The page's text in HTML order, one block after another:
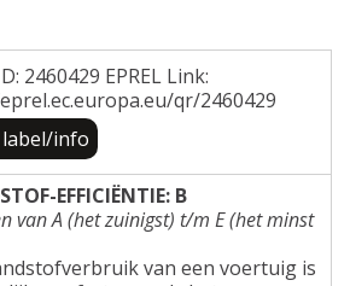
2460429 EPREL Link:
qr/2460429
info
EFFICIËNTIE: B
van A (het zuinigst) t/m E (het minst
van een voertuig is